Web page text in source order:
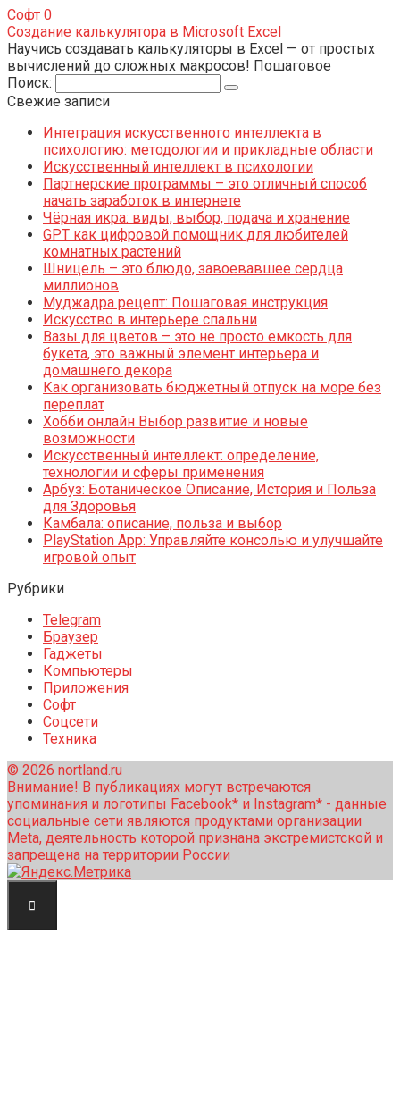
Софт 0
Создание калькулятора в Microsoft Excel
Научись создавать калькуляторы в Excel — от простых
вычислений до сложных макросов! Пошаговое
Поиск:
Свежие записи
Интеграция искусственного интеллекта в
психологию: методологии и прикладные области
Искусственный интеллект в психологии
Партнерские программы – это отличный способ
начать заработок в интернете
Чёрная икра: виды, выбор, подача и хранение
GPT как цифровой помощник для любителей
комнатных растений
Шницель – это блюдо, завоевавшее сердца
миллионов
Муджадра рецепт: Пошаговая инструкция
Искусство в интерьере спальни
Вазы для цветов – это не просто емкость для
букета, это важный элемент интерьера и
домашнего декора
Как организовать бюджетный отпуск на море без
переплат
Хобби онлайн Выбор развитие и новые
возможности
Искусственный интеллект: определение,
технологии и сферы применения
Арбуз: Ботаническое Описание, История и Польза
для Здоровья
Камбала: описание, польза и выбор
PlayStation App: Управляйте консолью и улучшайте
игровой опыт
Рубрики
Telegram
Браузер
Гаджеты
Компьютеры
Приложения
Софт
Соцсети
Техника
© 2026 nortland.ru
Внимание! В публикациях могут встречаются
упоминания и логотипы Facebook* и Instagram* - данные
социальные сети являются продуктами организации
Meta, деятельность которой признана экстремистской и
запрещена на территории России